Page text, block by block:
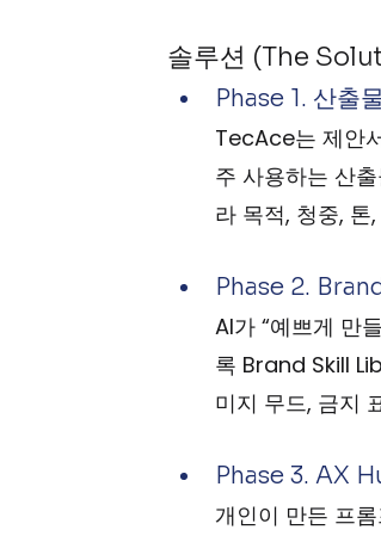
솔루션 (The
Phase 1. 산출
TecAce는 제안
주 사용하는 산
라 목적, 청중,
Phase 2.
AI가 “예쁘게 만
록 Brand Skill
미지 무드, 금지
Phase 3. AX
개인이 만든 프